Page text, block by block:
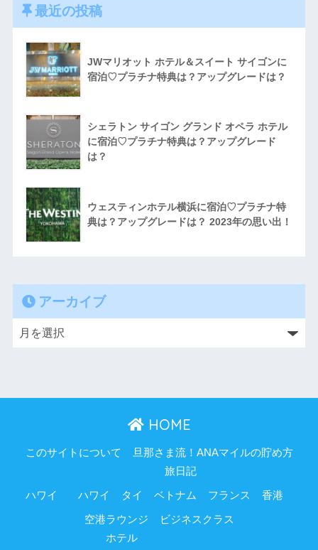
最近の投稿
JWマリオット ホテル＆スイート サイゴンに
宿泊♡プラチナ特典は？アップグレードは？
シェラトン サイゴン グランド オペラ ホテル
に宿泊♡プラチナ特典は？アップグレード
は？
ウェスティンホテル横浜に宿泊♡プラチナ特
典は？アップグレードは？ 2023年の思い出！
アーカイブ
HOME
このサイトについて 旦那さま流！ANAマイルの貯め方
ハワイ
旅日記
ハワイ タイ ベトナム フランス 香港
空港ラウンジ
ビジネスクラス
ホテル